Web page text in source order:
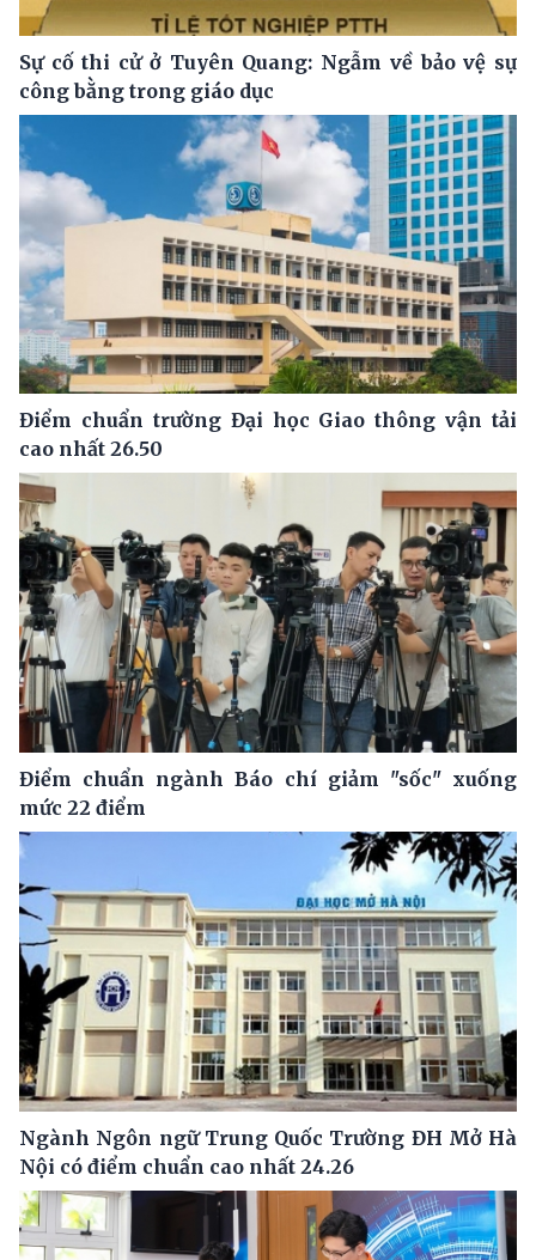
Sự cố thi cử ở Tuyên Quang: Ngẫm về bảo vệ sự
công bằng trong giáo dục
Điểm chuẩn trường Đại học Giao thông vận tải
cao nhất 26.50
Điểm chuẩn ngành Báo chí giảm "sốc" xuống
mức 22 điểm
Ngành Ngôn ngữ Trung Quốc Trường ĐH Mở Hà
Nội có điểm chuẩn cao nhất 24.26